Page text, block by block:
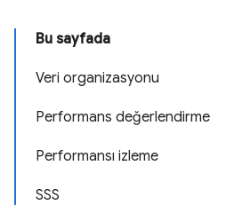
Bu sayfada
Veri organizasyonu
Performans değerlendirme
Performansı izleme
SSS